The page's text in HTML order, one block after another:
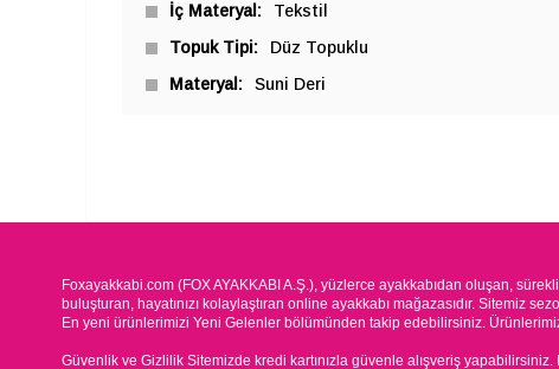
İç Materyal
Tekstil
Topuk Tipi
Düz Topuklu
Materyal
Suni Deri
Foxayakkabi.com (FOX AYAKKABI A.Ş.), yüzlerce ayakkabıdan oluşan,
buluşturan, hayatınızı kolaylaştıran online ayakkabı mağazasıdır. Sitemiz
En yeni ürünlerimizi Yeni Gelenler bölümünden takip edebilirsiniz.
Güvenlik ve Gizlilik Sitemizde kredi kartınızla güvenle alışveriş